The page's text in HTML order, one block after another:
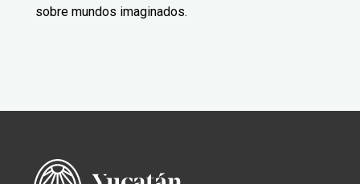
sobre mundos imaginados.